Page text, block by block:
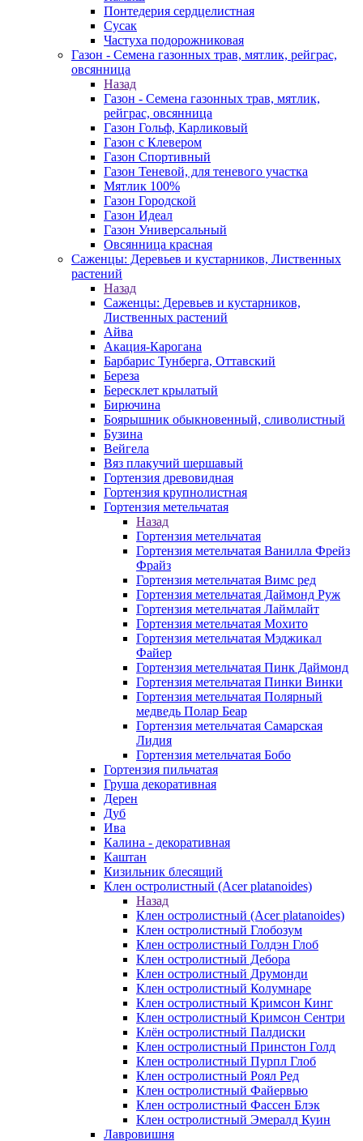
Понтедерия сердцелистная
Сусак
Частуха подорожниковая
Газон - Семена газонных трав, мятлик, рейграс,
овсянница
Назад
Газон - Семена газонных трав, мятлик,
рейграс, овсянница
Газон Гольф, Карликовый
Газон с Клевером
Газон Спортивный
Газон Теневой, для теневого участка
Мятлик 100%
Газон Городской
Газон Идеал
Газон Универсальный
Овсянница красная
Саженцы: Деревьев и кустарников, Лиственных
растений
Назад
Саженцы: Деревьев и кустарников,
Лиственных растений
Айва
Акация-Карогана
Барбарис Тунберга, Оттавский
Береза
Бересклет крылатый
Бирючина
Боярышник обыкновенный, сливолистный
Бузина
Вейгела
Вяз плакучий шершавый
Гортензия древовидная
Гортензия крупнолистная
Гортензия метельчатая
Назад
Гортензия метельчатая
Гортензия метельчатая Ванилла Фрейз
Фрайз
Гортензия метельчатая Вимс ред
Гортензия метельчатая Даймонд Руж
Гортензия метельчатая Лаймлайт
Гортензия метельчатая Мохито
Гортензия метельчатая Мэджикал
Файер
Гортензия метельчатая Пинк Даймонд
Гортензия метельчатая Пинки Винки
Гортензия метельчатая Полярный
медведь Полар Беар
Гортензия метельчатая Самарская
Лидия
Гортензия метельчатая Бобо
Гортензия пильчатая
Груша декоративная
Дерен
Дуб
Ива
Калина - декоративная
Каштан
Кизильник блесящий
Клен остролистный (Acer platanoides)
Назад
Клен остролистный (Acer platanoides)
Клен остролистный Глобозум
Клен остролистный Голдэн Глоб
Клен остролистный Дебора
Клен остролистный Друмонди
Клен остролистный Колумнаре
Клен остролистный Кримсон Кинг
Клен остролистный Кримсон Сентри
Клён остролистный Палдиски
Клен остролистный Принстoн Голд
Клен остролистный Пурпл Глоб
Клен остролистный Роял Ред
Клен остролистный Файервью
Клен остролистный Фассен Блэк
Клен остролистный Эмералд Куин
Лавровишня